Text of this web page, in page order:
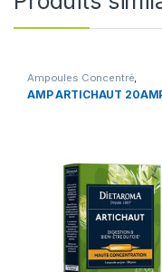
Ampoules Concentré,
Compléments
Foie et Détox
AMP ARTICHAUT